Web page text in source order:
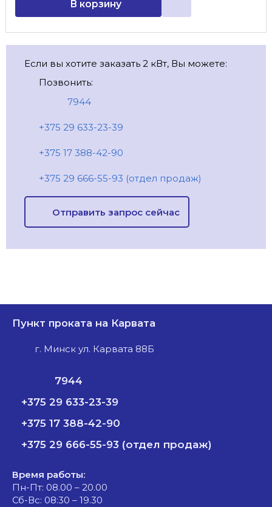
В корзину
Если вы хотите заказать 2 кВт, Вы можете:
Позвонить:
7944
+375 29 633-23-39
+375 17 388-42-90
+375 29 666-55-93 (отдел продаж)
Отправить запрос сейчас
Пункт проката на Карвата
г. Минск ул. Карвата 88Б
7944
+375 29 633-23-39
+375 17 388-42-90
+375 29 666-55-93 (отдел продаж)
Время работы:
Пн-Пт: 08.00 – 20.00
Сб-Вс: 08:30 – 19.30